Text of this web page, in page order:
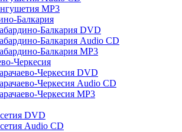
MP3
Балкария
Балкария DVD
Балкария Audio CD
Балкария MP3
Черкесия
Черкесия DVD
Черкесия Audio CD
Черкесия MP3
DVD
Audio CD